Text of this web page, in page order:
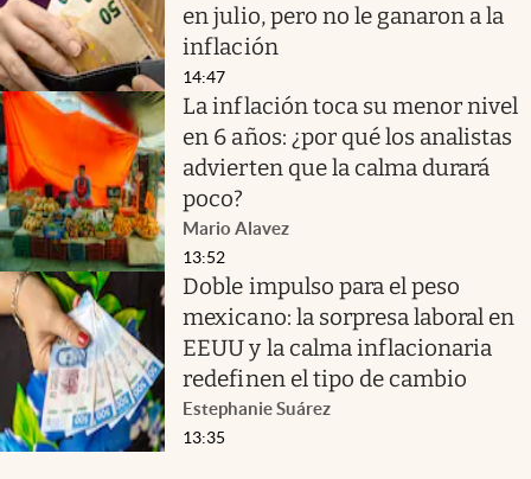
en julio, pero no le ganaron a la
inflación
14:47
La inflación toca su menor nivel
en 6 años: ¿por qué los analistas
advierten que la calma durará
poco?
Mario Alavez
13:52
Doble impulso para el peso
mexicano: la sorpresa laboral en
EEUU y la calma inflacionaria
redefinen el tipo de cambio
Estephanie Suárez
13:35